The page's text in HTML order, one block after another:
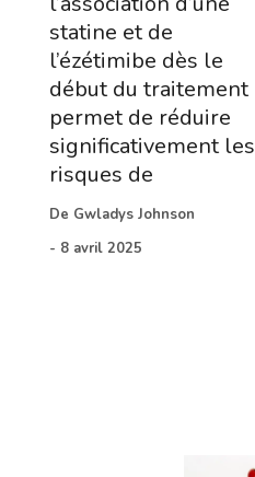
statine et de
l’ézétimibe dès le
début du traitement
permet de réduire
significativement les
risques de
De Gwladys Johnson
- 8 avril 2025